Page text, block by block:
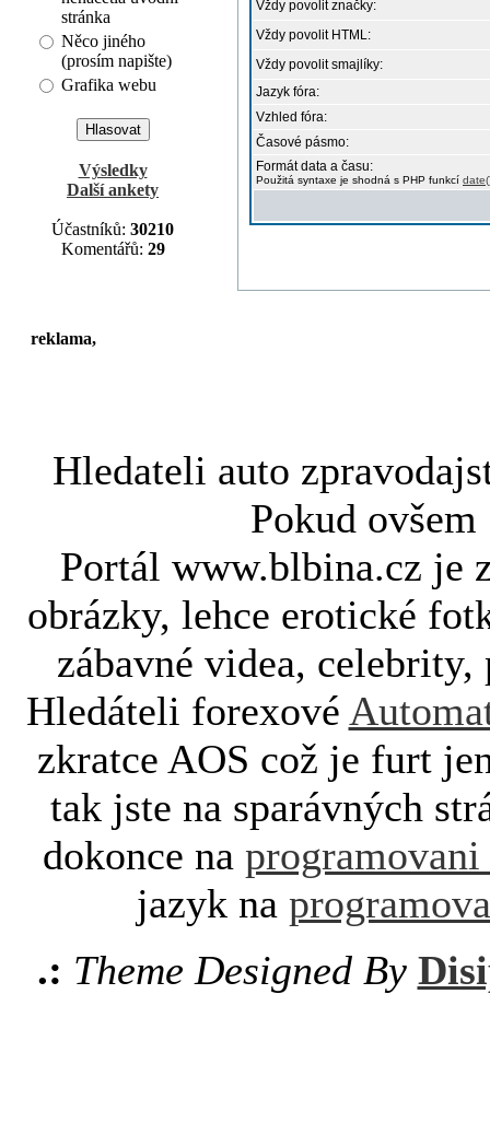
stránka
Něco jiného
(prosím napište)
Grafika webu
Výsledky
Další ankety
Účastníků: 30210
Komentářů: 29
reklama,
Vždy povolit značky:
Vždy povolit HTML:
Vždy povolit smajlíky:
Jazyk fóra:
Vzhled fóra:
Časové pásmo:
Formát data a času:
Použitá syntaxe je shodná s PHP funkcí
Hledateli auto
Pokud
Portál www.blbina.cz je
obrázky, lehce erotické
zábavné videa,
Hledáteli forexové
zkratce AOS což je furt
tak jste na sparávných
dokonce na programovani
jazyk na
.: Theme Designed By